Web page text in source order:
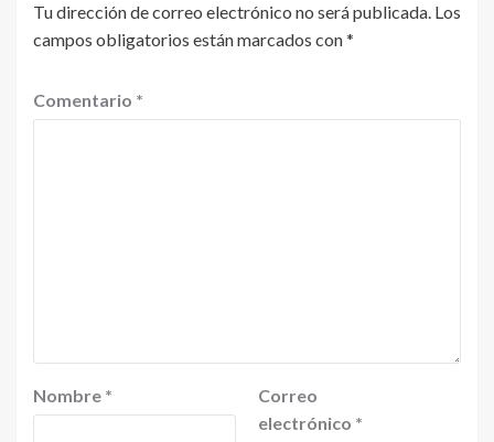
Tu dirección de correo electrónico no será publicada. Los
campos obligatorios están marcados con*
Comentario *
Nombre *
Correo
electrónico *